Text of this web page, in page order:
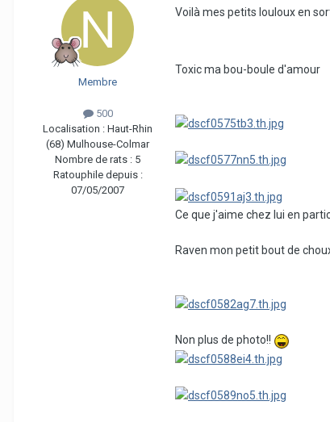
Membre
500
Localisation : Haut-Rhin
(68) Mulhouse-Colmar
Nombre de rats : 5
Ratouphile depuis :
07/05/2007
Voilà mes petits louloux en
Toxic ma bou-boule d'amour
Ce que j'aime chez lui en
Raven mon petit bout de
Non plus de photo!!